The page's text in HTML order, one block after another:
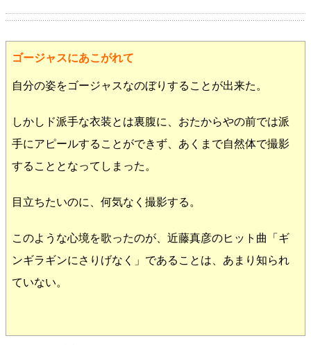
ゴージャスにあこがれて
自分の姿をゴージャスなのぼりすることが出来た。
しかしド派手な衣装とは裏腹に、おたからやの前では派
手にアピールすることができず、あくまで自然体で撮影
することとなってしまった。
目立ちたいのに、何気なく撮影する。
このような心境を歌ったのが、近藤真彦のヒット曲「ギ
ンギラギンにさりげなく」であることは、あまり知られ
ていない。